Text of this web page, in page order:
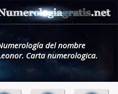
del nombre
Carta numerologica.